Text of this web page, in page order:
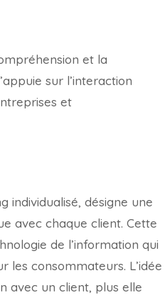
et la
sur l’interaction
et
individualisé, désigne une
avec chaque client. Cette
de l’information qui
les consommateurs. L’idée
avec un client, plus elle